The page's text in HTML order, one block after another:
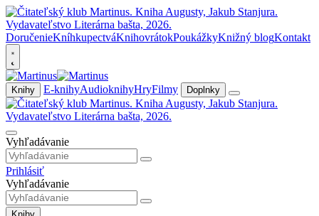
DoručenieKníhkupectváKnihovrátokPoukážkyKnižný blogKontakt
Knihy E-knihyAudioknihyHryFilmy Doplnky
Vyhľadávanie
Prihlásiť
Vyhľadávanie